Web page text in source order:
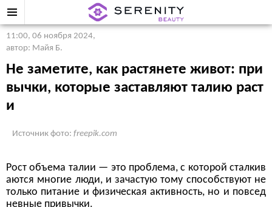
11:00, 06 ноября 2024,
автор: Майя Б.
Не заметите, как растянете живот: при
вычки, которые заставляют талию раст
и
Источник фото: freepik.com
Рост объема талии — это проблема, с которой сталкив
аются многие люди, и зачастую тому способствуют не
только питание и физическая активность, но и повсед
невные привычки.